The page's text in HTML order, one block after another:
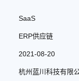
SaaS
ERP供应链
2021-08-20
杭州蓝川科技有限